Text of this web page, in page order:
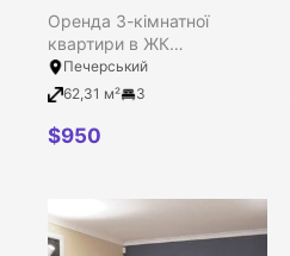
Оренда 3-кімнатної
квартири в ЖК
Печерський квартал, Київ,
Печерський район, тупік
Б
Печерський
62,31 м²
3
$950